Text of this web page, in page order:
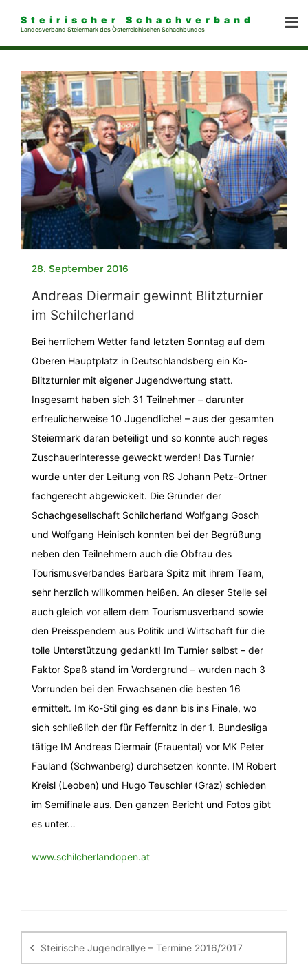
Steirischer Schachverband
Landesverband Steiermark des Österreichischen Schachbundes
28. September 2016
Andreas Diermair gewinnt Blitzturnier
im Schilcherland
Bei herrlichem Wetter fand letzten Sonntag auf dem
Oberen Hauptplatz in Deutschlandsberg ein Ko-
Blitzturnier mit eigener Jugendwertung statt.
Insgesamt haben sich 31 Teilnehmer – darunter
erfreulicherweise 10 Jugendliche! – aus der gesamten
Steiermark daran beteiligt und so konnte auch reges
Zuschauerinteresse geweckt werden! Das Turnier
wurde unter der Leitung von RS Johann Petz-Ortner
fachgerecht abgewickelt. Die Gründer der
Schachgesellschaft Schilcherland Wolfgang Gosch
und Wolfgang Heinisch konnten bei der Begrüßung
neben den Teilnehmern auch die Obfrau des
Tourismusverbandes Barbara Spitz mit ihrem Team,
sehr herzlich willkommen heißen. An dieser Stelle sei
auch gleich vor allem dem Tourismusverband sowie
den Preisspendern aus Politik und Wirtschaft für die
tolle Unterstützung gedankt! Im Turnier selbst – der
Faktor Spaß stand im Vordergrund – wurden nach 3
Vorrunden bei den Erwachsenen die besten 16
ermittelt. Im Ko-Stil ging es dann bis ins Finale, wo
sich schließlich der für Feffernitz in der 1. Bundesliga
tätige IM Andreas Diermair (Frauental) vor MK Peter
Fauland (Schwanberg) durchsetzen konnte. IM Robert
Kreisl (Leoben) und Hugo Teuschler (Graz) schieden
im Semifinale aus. Den ganzen Bericht und Fotos gibt
es unter…
www.schilcherlandopen.at
Steirische Jugendrallye – Termine 2016/2017